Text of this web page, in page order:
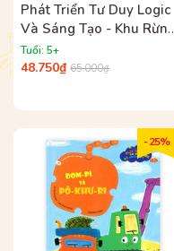
Phát Triển Tư Duy Logic
Và Sáng Tạo - Khu Rừng
Nguy Hiểm
Tuổi: 5+
48.750₫ 65.000₫
- 25%